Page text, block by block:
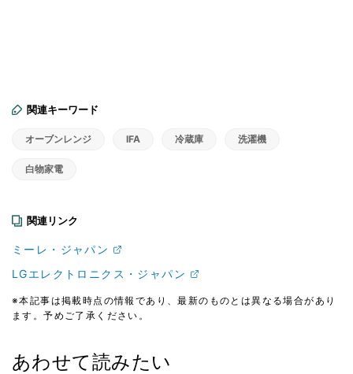
関連キーワード
オーブンレンジ IFA 冷蔵庫 洗濯機
白物家電
関連リンク
ミーレ・ジャパン
LGエレクトロニクス・ジャパン
※本記事は掲載時点の情報であり、最新のものとは異なる場合があり
ます。予めご了承ください。
あわせて読みたい